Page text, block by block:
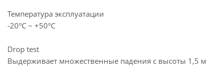
Температура эксплуатации
-20°C ~ +50°C
Drop test
Выдерживает множественные падения с высоты 1,5 м